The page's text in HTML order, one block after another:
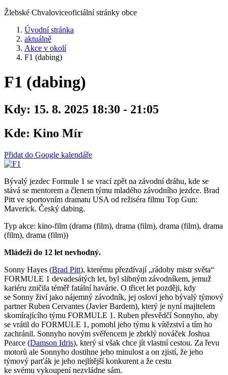
Žlebské Chvaloviceoficiální stránky obce
Úvodní stránka
aktuálně
Akce v okolí
F1 (dabing)
F1 (dabing)
Kdy: 15. 8. 2025 18:30 - 21:05
Kde: Kino Mír
Přidat do Google kalendáře
Bývalý jezdec Formule 1 se vrací zpět na závodní dráhu, kde se
stává se mentorem a členem týmu mladého závodního jezdce. Brad
Pitt ve sportovním dramatu USA od režiséra filmu Top Gun:
Maverick. Český dabing.
Typ akce: kino-film (drama (film), drama (film), drama (film), drama
(film), drama (film))
Mládeži do 12 let nevhodný.
Sonny Hayes (Brad Pitt), kterému přezdívají „rádoby mistr světa“
FORMULE 1 devadesátých let, byl slibným závodníkem, jemuž
kariéru zničila téměř fatální havárie. O třicet let později, kdy
se Sonny živí jako nájemný závodník, jej osloví jeho bývalý týmový
partner Ruben Cervantes (Javier Bardem), který je nyní majitelem
skomírajícího týmu FORMULE 1. Ruben přesvědčí Sonnyho, aby
se vrátil do FORMULE 1, pomohl jeho týmu k vítězství a tím ho
zachránil. Sonnyho novým svěřencem je zbrklý nováček Joshua
Pearce (Damson Idris), který si však chce jít vlastní cestou. Za řevu
motorů ale Sonnyho dostihne jeho minulost a on zjistí, že jeho
týmový parťák je jeho nejlítější konkurent a že cestu
ke svému vykoupení nezvládne sám.